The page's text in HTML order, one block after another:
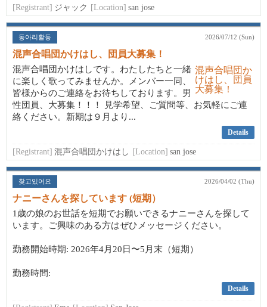
[Registrant] ジャック [Location] san jose
동아리활동 2026/07/12 (Sun)
混声合唱団かけはし、団員大募集！
混声合唱団かけはしです。わたしたちと一緒
に楽しく歌ってみませんか。メンバー一同、
皆様からのご連絡をお待ちしております。男
性団員、大募集！！！ 見学希望、ご質問等、お気軽にご連
絡ください。新期は９月より...
Details
[Registrant] 混声合唱団かけはし [Location] san jose
찾고있어요 2026/04/02 (Thu)
ナニーさんを探しています (短期）
1歳の娘のお世話を短期でお願いできるナニーさんを探して
います。ご興味のある方はぜひメッセージください。
勤務開始時期: 2026年4月20日〜5月末（短期）
勤務時間:
Details